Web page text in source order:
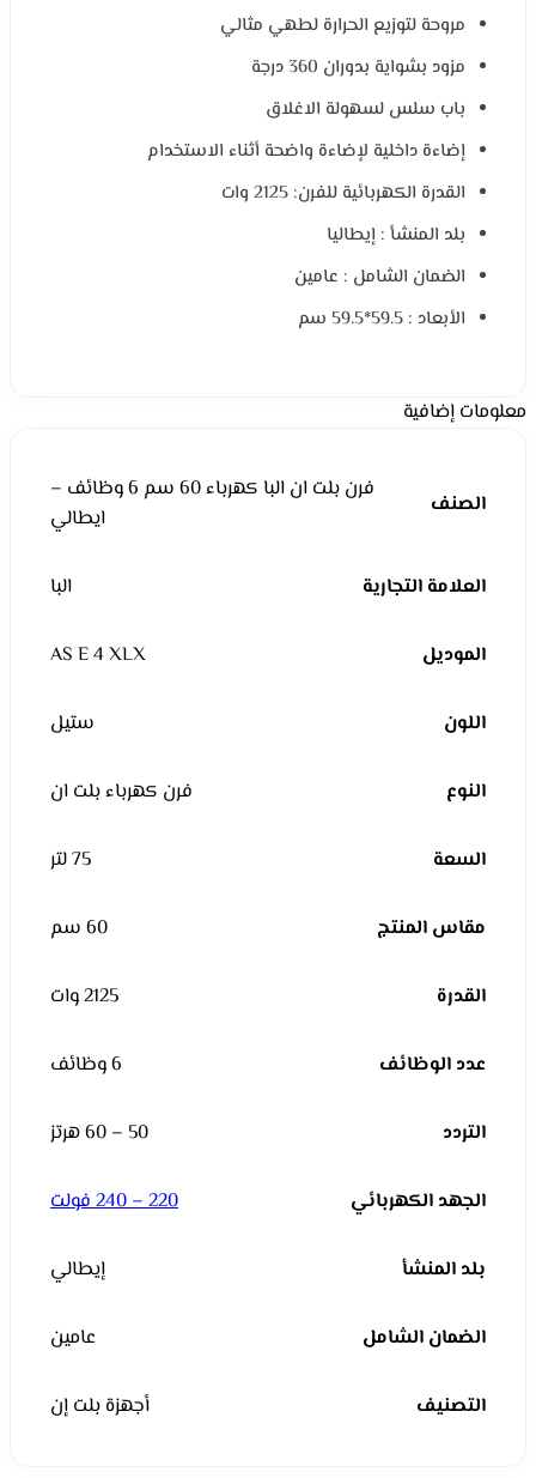
مروحة لتوزيع الحرارة لطهي مثالي
مزود بشواية بدوران 360 درجة
باب سلس لسهولة الاغلاق
إضاءة داخلية لإضاءة واضحة أثناء الاستخدام
القدرة الكهربائية للفرن: 2125 وات
بلد المنشأ : إيطاليا
الضمان الشامل : عامين
الأبعاد : 59.5*59.5 سم
معلومات إضافية
الصنف
فرن بلت ان البا كهرباء 60 سم 6 وظائف –
ايطالي
العلامة التجارية البا
الموديل AS E 4 XLX
اللون ستيل
النوع فرن كهرباء بلت ان
السعة 75 لتر
مقاس المنتج 60 سم
القدرة 2125 وات
عدد الوظائف 6 وظائف
التردد 50 – 60 هرتز
الجهد الكهربائي 220 – 240 فولت
بلد المنشأ إيطالي
الضمان الشامل عامين
التصنيف أجهزة بلت إن